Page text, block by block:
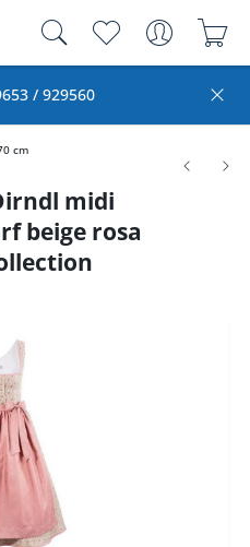
/ 929560
cm
midi
beige rosa